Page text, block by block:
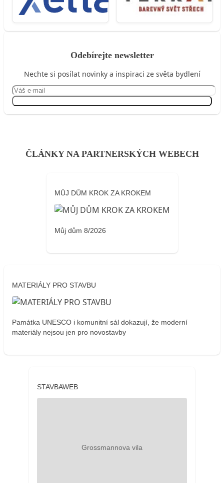
Odebírejte newsletter
Nechte si posílat novinky a inspiraci ze světa bydlení
ČLÁNKY NA PARTNERSKÝCH WEBECH
MŮJ DŮM KROK ZA KROKEM
Můj dům 8/2026
MATERIÁLY PRO STAVBU
Památka UNESCO i komunitní sál dokazují, že moderní
materiály nejsou jen pro novostavby
STAVBAWEB